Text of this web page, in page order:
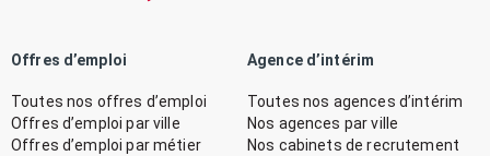
Offres d’emploi
Toutes nos offres d’emploi
Offres d’emploi par ville
Offres d’emploi par métier
Agence d’intérim
Toutes nos agences d’intérim
Nos agences par ville
Nos cabinets de recrutement